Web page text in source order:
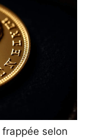
selon